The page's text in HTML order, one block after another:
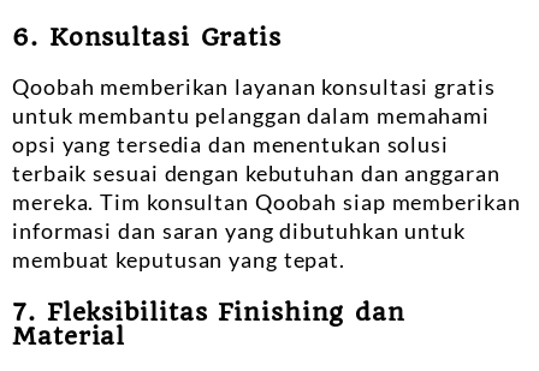
6. Konsultasi Gratis
Qoobah memberikan layanan konsultasi gratis
untuk membantu pelanggan dalam memahami
opsi yang tersedia dan menentukan solusi
terbaik sesuai dengan kebutuhan dan anggaran
mereka. Tim konsultan Qoobah siap memberikan
informasi dan saran yang dibutuhkan untuk
membuat keputusan yang tepat.
7. Fleksibilitas Finishing dan
Material